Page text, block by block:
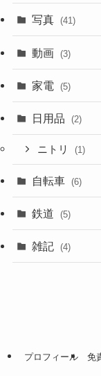
写真 (41)
動画 (3)
家電 (5)
日用品 (2)
ニトリ (1)
自転車 (6)
鉄道 (5)
雑記 (4)
プロフィール 免